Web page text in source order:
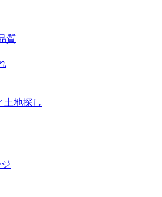
質
⼟地探し